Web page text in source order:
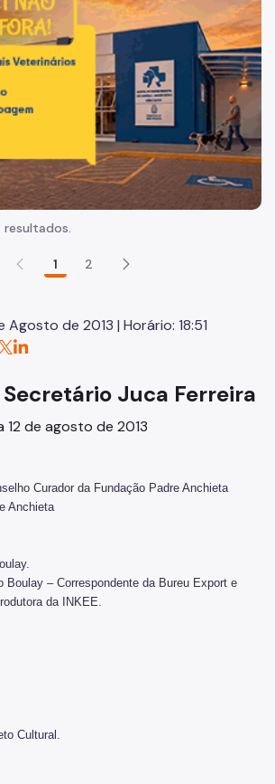
de Dados Pessoais
2026/2027
resultados.
1 2
de 2013 | Horário: 18:51
Juca Ferreira
12 de agosto de 2013
Curador da Fundação Padre Anchieta
Anchieta
Boulay – Correspondente da Bureu Export e
da INKEE.
Cultural.